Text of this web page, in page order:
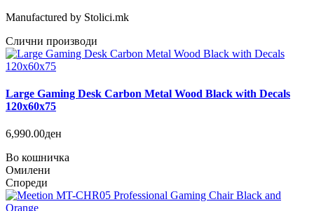
Manufactured by Stolici.mk
Слични производи
Large Gaming Desk Carbon Metal Wood Black with Decals
120x60x75
6,990.00ден
Во кошничка
Омилени
Спореди